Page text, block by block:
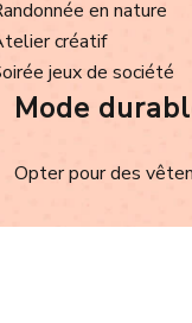
en nature
créatif
jeux de société
Mode
Opter pour des